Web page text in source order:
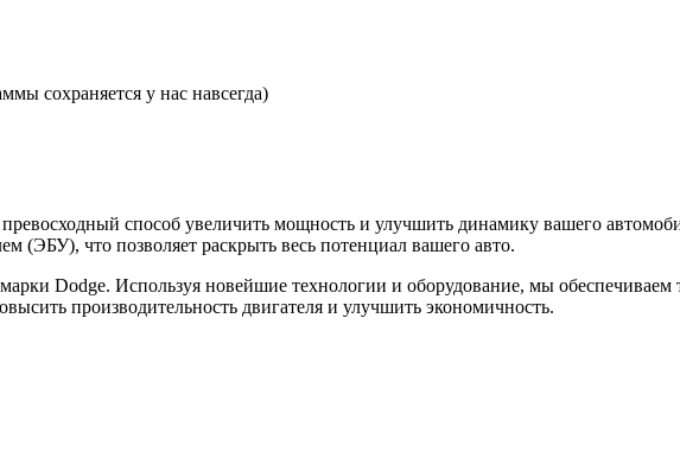
сохраняется у нас навсегда)
способ увеличить мощность и улучшить динамику вашего
(ЭБУ), что позволяет раскрыть весь потенциал вашего авто.
Dodge. Используя новейшие технологии и оборудование, мы
производительность двигателя и улучшить экономичность.